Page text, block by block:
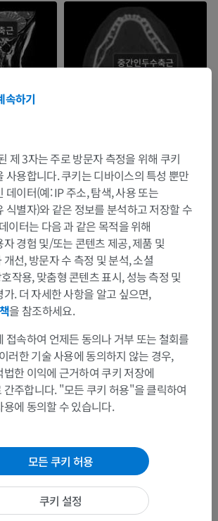
속하기
제 3자는 주로 방문자 측정을 위해 쿠키
사용합니다. 쿠키는 디바이스의 특성 뿐만
데이터(예: IP 주소, 탐색, 사용 또는
식별자)와 같은 정보를 분석하고 저장할 수
이터는 다음 과 같은 목적을 위해
경험 및/또는 콘텐츠 제공, 제품 및
선, 방문자 수 측정 및 분석, 소셜
작용, 맞춤형 콘텐츠 표시, 성능 측정 및
. 더 자세한 사항을 알고 싶으면,
을 참조하세요.
접속하여 언제든 동의나 거부 또는 철회를
러한 기술 사용에 동의하지 않는 경우,
한 이익에 근거하여 쿠키 저장에
간주합니다. "모든 쿠키 허용"을 클릭하여
에 동의할 수 있습니다.
모든 쿠키 허용
쿠키 설정